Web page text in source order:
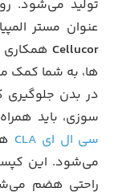
عنوان مستر
Cellucor همکاری
ها، به شما کمک
در بدن جلوگیری
سوزی، باید
سی ال ای CLA
می‌شود. این
راحتی هضم